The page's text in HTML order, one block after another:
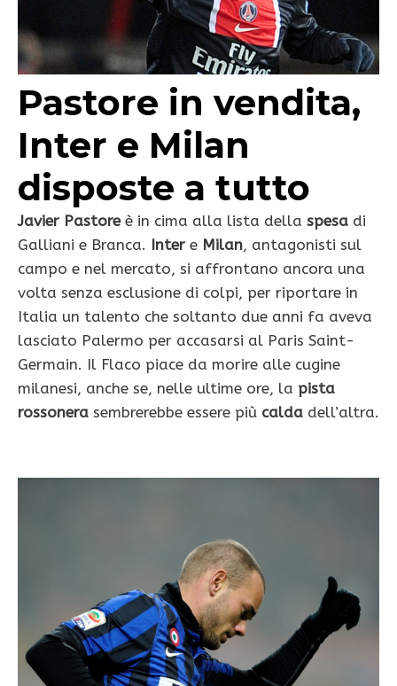
Pastore in vendita,
Inter e Milan
disposte a tutto
Javier Pastoreè in cima alla lista della spesa di
Galliani e Branca. Inter e Milan, antagonisti sul
campo e nel mercato, si affrontano ancora una
volta senza esclusione di colpi, per riportare in
Italia un talento che soltanto due anni fa aveva
lasciato Palermo per accasarsi al Paris Saint-
Germain. Il Flaco piace da morire alle cugine
milanesi, anche se, nelle ultime ore, la pista
rossonera sembrerebbe essere più calda dell’altra.